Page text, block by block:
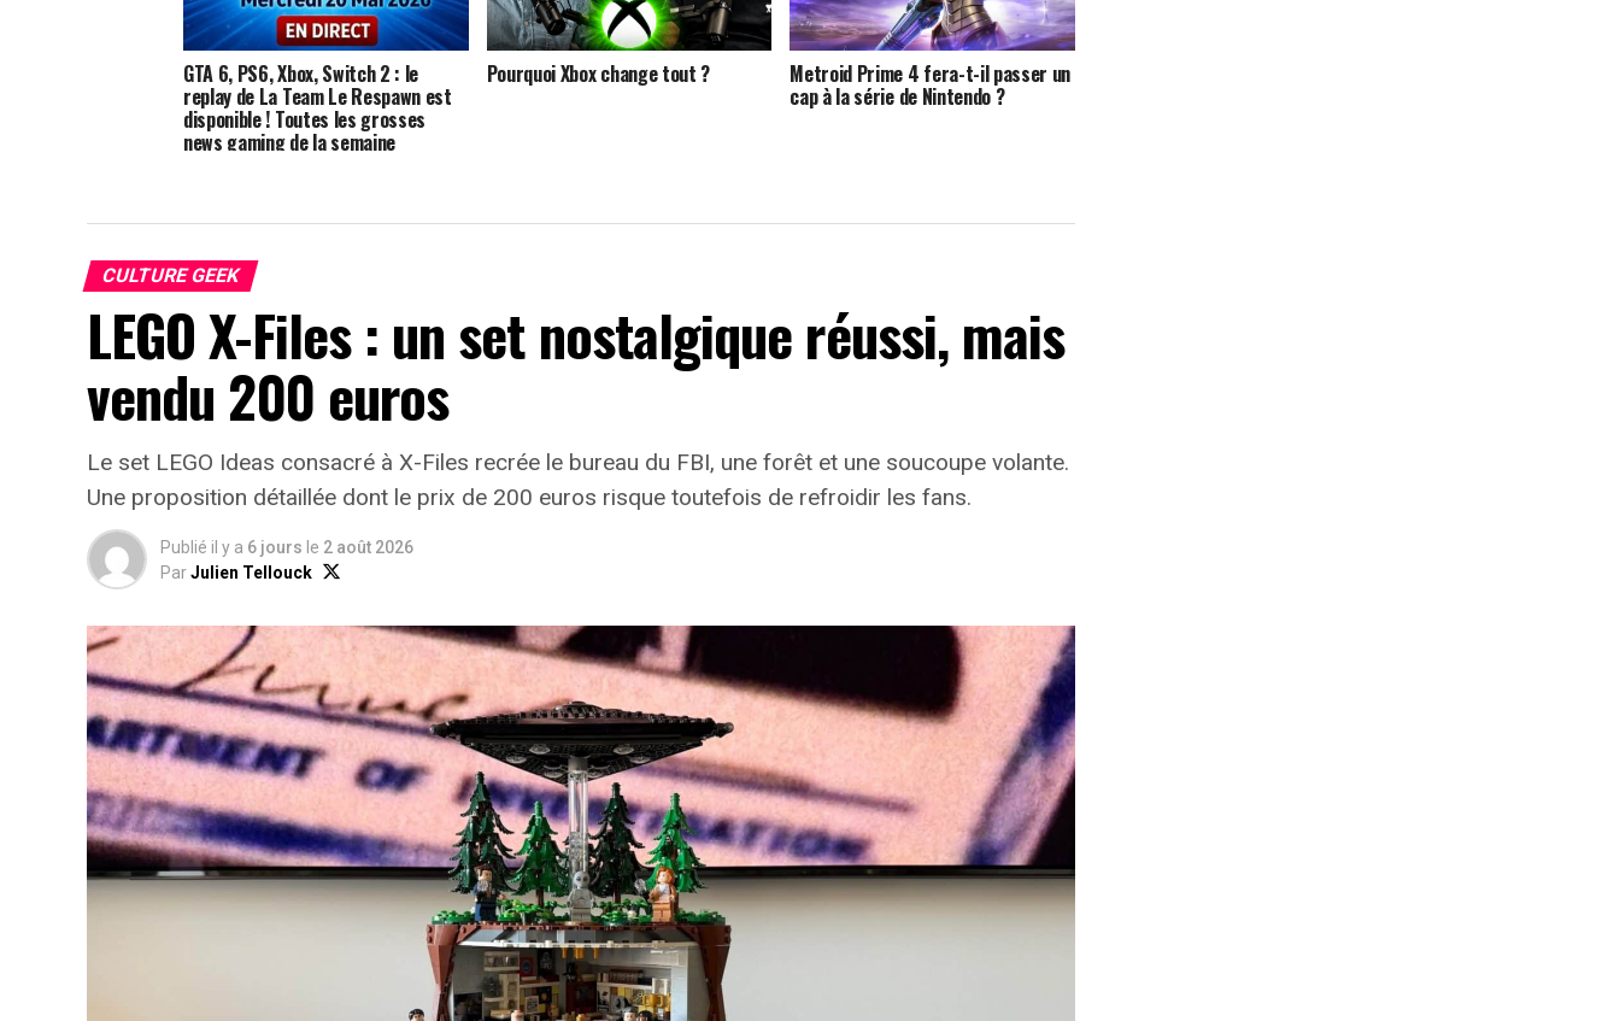
GTA 6, PS6, Xbox, Switch 2 : le
replay de La Team Le Respawn est
disponible ! Toutes les grosses
news gaming de la semaine
Pourquoi Xbox change tout ? Metroid Prime 4 fera-t-il passer un
cap à la série de Nintendo ?
CULTURE GEEK
LEGO X-Files : un set nostalgique réussi, mais
vendu 200 euros
Le set LEGO Ideas consacré à X-Files recrée le bureau du FBI, une forêt et une soucoupe volante.
Une proposition détaillée dont le prix de 200 euros risque toutefois de refroidir les fans.
Publié il y a 6 jours le 2 août 2026
ParJulien Tellouck